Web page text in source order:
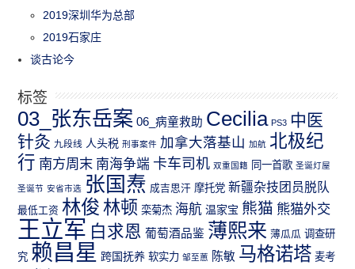
2019深圳华为总部
2019石家庄
谈古论今
标签
03_张东岳案 06_病童救助 Cecilia PS3 中医
针灸 九段线 人头税 刑事案件 加拿大落基山 加航 北极纪
行 南方周末 南海争端 卡车司机 双重国籍 同一首歌 圣诞灯屋
圣诞节 安省市选 张国焘 成吉思汗 摩托党 新疆杂技团员脱队
最低工资 林俊 林顿 栾菊杰 海航 温家宝 熊猫 熊猫外交
王立军 白求恩 葡萄酒品鉴 薄熙来 薄瓜瓜 调查研
究 赖昌星 跨国抚养 软实力 邹至蕙 陈敏 马格诺塔 麦考